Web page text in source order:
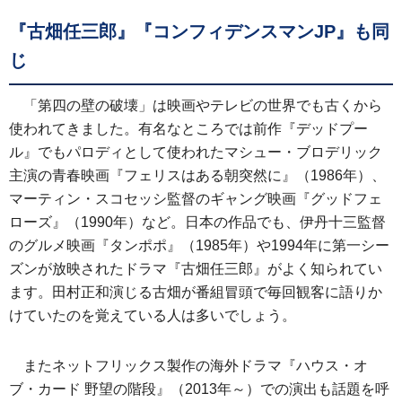
『古畑任三郎』『コンフィデンスマンJP』も同
じ
「第四の壁の破壊」は映画やテレビの世界でも古くから
使われてきました。有名なところでは前作『デッドプー
ル』でもパロディとして使われたマシュー・ブロデリック
主演の青春映画『フェリスはある朝突然に』（1986年）、
マーティン・スコセッシ監督のギャング映画『グッドフェ
ローズ』（1990年）など。日本の作品でも、伊丹十三監督
のグルメ映画『タンポポ』（1985年）や1994年に第一シー
ズンが放映されたドラマ『古畑任三郎』がよく知られてい
ます。田村正和演じる古畑が番組冒頭で毎回観客に語りか
けていたのを覚えている人は多いでしょう。
またネットフリックス製作の海外ドラマ『ハウス・オ
ブ・カード 野望の階段』（2013年～）での演出も話題を呼